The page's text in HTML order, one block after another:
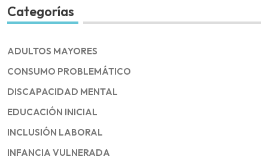
Categorías
ADULTOS MAYORES
CONSUMO PROBLEMÁTICO
DISCAPACIDAD MENTAL
EDUCACIÓN INICIAL
INCLUSIÓN LABORAL
INFANCIA VULNERADA